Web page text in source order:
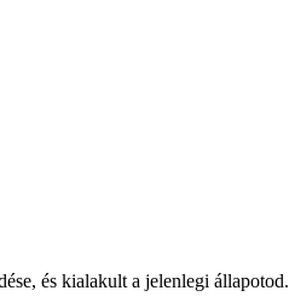
és kialakult a jelenlegi állapotod.